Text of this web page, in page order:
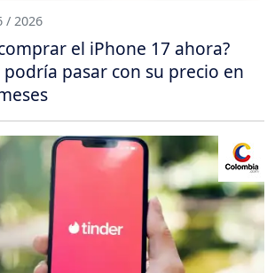
/ 2026
el iPhone 17 ahora?
podría pasar con su precio en